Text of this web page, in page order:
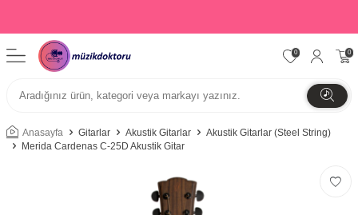
0 0
Anasayfa Gitarlar Akustik Gitarlar
Akustik Gitarlar (Steel String)
Merida Cardenas C-25D Akustik Gitar